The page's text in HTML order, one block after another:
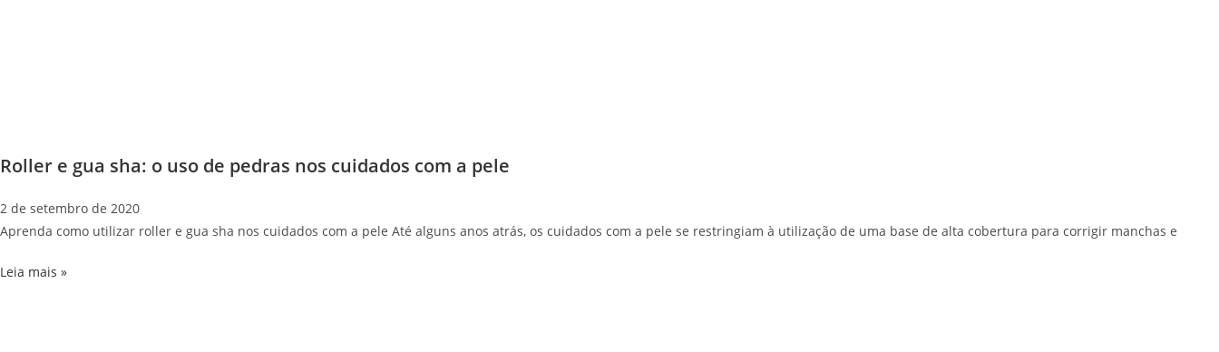
Roller e gua sha: o uso de pedras nos cuidados com a pele
2 de setembro de 2020
Aprenda como utilizar roller e gua sha nos cuidados com a pele Até alguns anos atrás, os cuidados com a pele se restringiam à utilização de uma base de alta cobertura para corrigir manchas e
Leia mais »